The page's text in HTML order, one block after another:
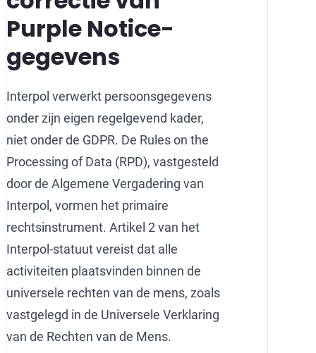
Purple Notice-
gegevens
Interpol verwerkt persoonsgegevens
onder zijn eigen regelgevend kader,
niet onder de GDPR. De Rules on the
Processing of Data (RPD), vastgesteld
door de Algemene Vergadering van
Interpol, vormen het primaire
rechtsinstrument. Artikel 2 van het
Interpol-statuut vereist dat alle
activiteiten plaatsvinden binnen de
universele rechten van de mens, zoals
vastgelegd in de Universele Verklaring
van de Rechten van de Mens.